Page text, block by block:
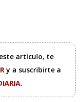
artículo, te
y a suscribirte a
.